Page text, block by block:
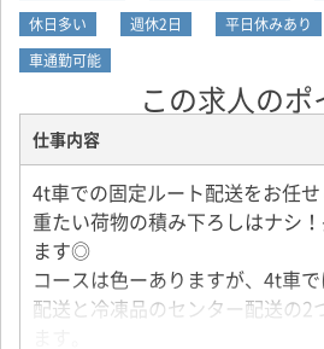
休日多い
週休2日 平日休みあり
車通勤可能
この求人のポ
仕事内容
4t車での固定ルート配送をお任せ
重たい荷物の積み下ろしはナシ
ます◎
コースは色ーありますが、4t車
配送と冷凍品のセンター配送の2